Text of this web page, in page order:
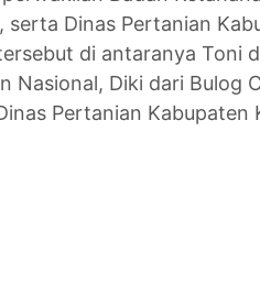
serta Dinas Pertanian
di antaranya Toni
Nasional, Diki dari Bulog
Pertanian Kabupaten